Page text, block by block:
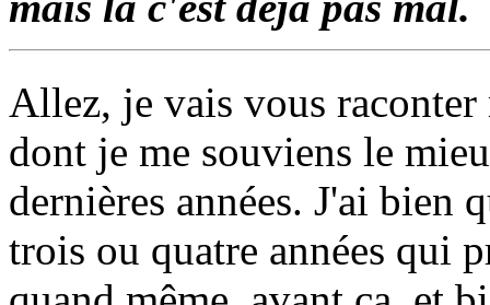
Allez, je vais vous
dont je me souviens le
dernières années. J'ai bien
trois ou quatre années qui